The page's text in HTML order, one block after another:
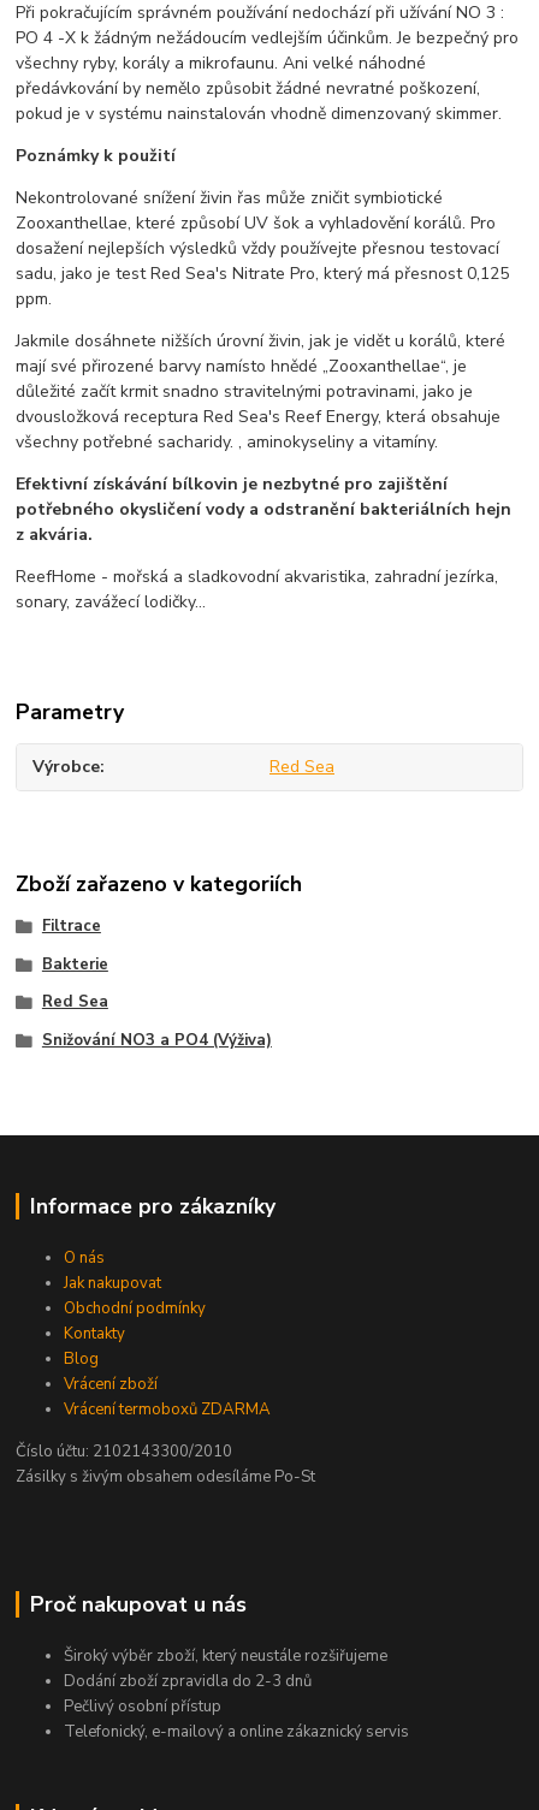
Při pokračujícím správném používání nedochází při užívání NO 3 :
PO 4 -X k žádným nežádoucím vedlejším účinkům. Je bezpečný pro
všechny ryby, korály a mikrofaunu. Ani velké náhodné
předávkování by nemělo způsobit žádné nevratné poškození,
pokud je v systému nainstalován vhodně dimenzovaný skimmer.
Poznámky k použití
Nekontrolované snížení živin řas může zničit symbiotické
Zooxanthellae, které způsobí UV šok a vyhladovění korálů. Pro
dosažení nejlepších výsledků vždy používejte přesnou testovací
sadu, jako je test Red Sea's Nitrate Pro, který má přesnost 0,125
ppm.
Jakmile dosáhnete nižších úrovní živin, jak je vidět u korálů, které
mají své přirozené barvy namísto hnědé „Zooxanthellae“, je
důležité začít krmit snadno stravitelnými potravinami, jako je
dvousložková receptura Red Sea's Reef Energy, která obsahuje
všechny potřebné sacharidy. , aminokyseliny a vitamíny.
Efektivní získávání bílkovin je nezbytné pro zajištění
potřebného okysličení vody a odstranění bakteriálních hejn
z akvária.
ReefHome - mořská a sladkovodní akvaristika, zahradní jezírka,
sonary, zavážecí lodičky...
Parametry
Výrobce Red Sea
Zboží zařazeno v kategoriích
Filtrace
Bakterie
Red Sea
Snižování NO3 a PO4 (Výživa)
Informace pro zákazníky
O nás
Jak nakupovat
Obchodní podmínky
Kontakty
Blog
Vrácení zboží
Vrácení termoboxů ZDARMA
Číslo účtu: 2102143300/2010
Zásilky s živým obsahem odesíláme Po-St
Proč nakupovat u nás
Široký výběr zboží, který neustále rozšiřujeme
Dodání zboží zpravidla do 2-3 dnů
Pečlivý osobní přístup
Telefonický, e-mailový a online zákaznický servis